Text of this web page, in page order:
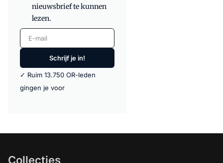
nieuwsbrief te kunnen
lezen.
E-mail
Schrijf je in!
✓ Ruim 13.750 OR-leden
gingen je voor
Collecties